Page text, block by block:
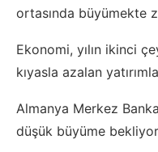
ortasında büyümekte
Ekonomi, yılın ikinci
kıyasla azalan
Almanya Merkez
düşük büyüme